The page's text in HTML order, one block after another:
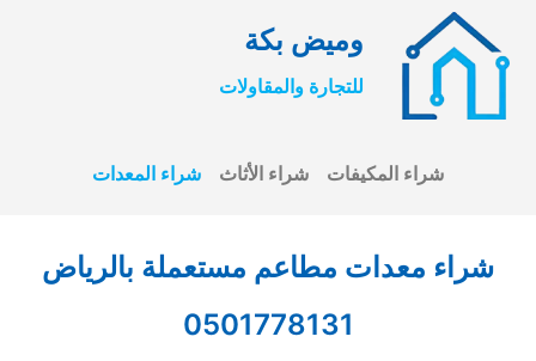
وميض بكة
للتجارة والمقاولات
شراء المكيفات شراء الأثاث شراء المعدات
شراء معدات مطاعم مستعملة بالرياض
0501778131